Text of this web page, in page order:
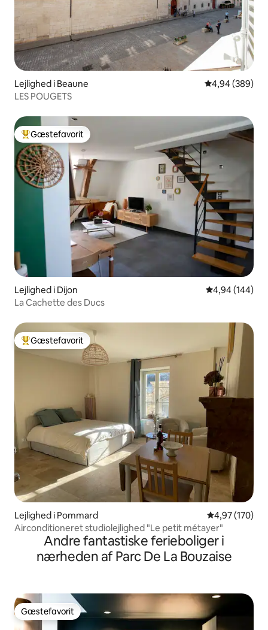
Lejlighed i Beaune 4,94 ud af 5 i
4,94 (389)
LES POUGETS
Bedste gæstefavorit
Gæstefavorit
Lejlighed i Dijon 4,94 ud af 5 i
4,94 (144)
La Cachette des Ducs
Bedste gæstefavorit
Gæstefavorit
Lejlighed i Pommard 4,97 ud af 5 i
4,97 (170)
Airconditioneret studiolejlighed "Le petit métayer"
Andre fantastiske ferieboliger i
nærheden af Parc De La Bouzaise
Gæstefavorit
Gæstefavorit